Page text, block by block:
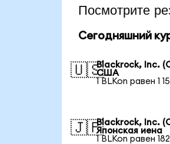
Посмотрите
Сегодняшний
🇺🇸Blackrock, Inc.
США
1 BLKon равен 1
🇯🇵Blackrock, Inc.
Японская иена
1 BLKon равен